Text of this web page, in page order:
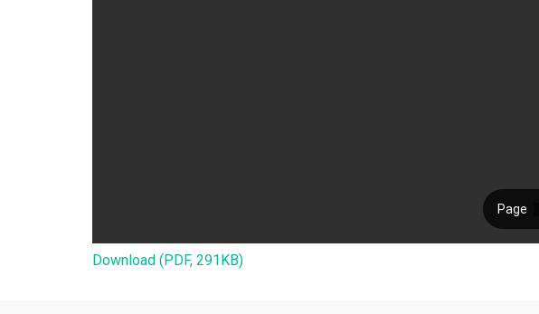
Download (PDF, 291KB)